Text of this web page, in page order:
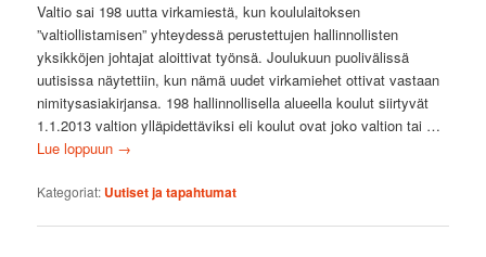
Valtio sai 198 uutta virkamiestä, kun koululaitoksen
”valtiollistamisen” yhteydessä perustettujen hallinnollisten
yksikköjen johtajat aloittivat työnsä. Joulukuun puolivälissä
uutisissa näytettiin, kun nämä uudet virkamiehet ottivat vastaan
nimitysasiakirjansa. 198 hallinnollisella alueella koulut siirtyvät
1.1.2013 valtion ylläpidettäviksi eli koulut ovat joko valtion tai …
Lue loppuun →
Kategoriat: Uutiset ja tapahtumat